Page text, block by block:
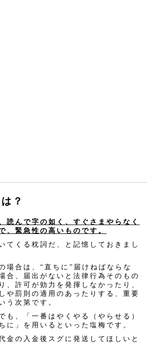
？
読んで字の如く、すぐさまやらなく
、緊急性の高いものです。
てくる枕詞だ、と記憶しておきまし
場合は、“直ちに”届けねばならな
合、届出がないと法律行為そのもの
、許可が効力を発揮しなかったり、
や罰則の適用のあったりする、重要
う次第です。
、「一番はやくやる（やらせる）
に」を用いるといった塩梅です。
金の入金後スグに発送してほしいと